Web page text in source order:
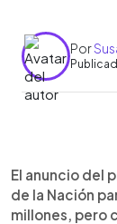
Por
►
El anuncio del
de la Nación
millones, pero